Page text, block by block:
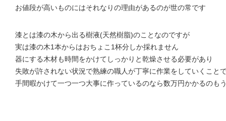
お値段が高いものにはそれなりの理由があるのが世の常です
漆とは漆の木から出る樹液(天然樹脂)のことなのですが
実は漆の木1本からはおちょこ1杯分しか採れません
器にする木材も時間をかけてしっかりと乾燥させる必要があり
失敗が許されない状況で熟練の職人が丁寧に作業をしていくこと
手間暇かけて一つ一つ大事に作っているのなら数万円かかるのも